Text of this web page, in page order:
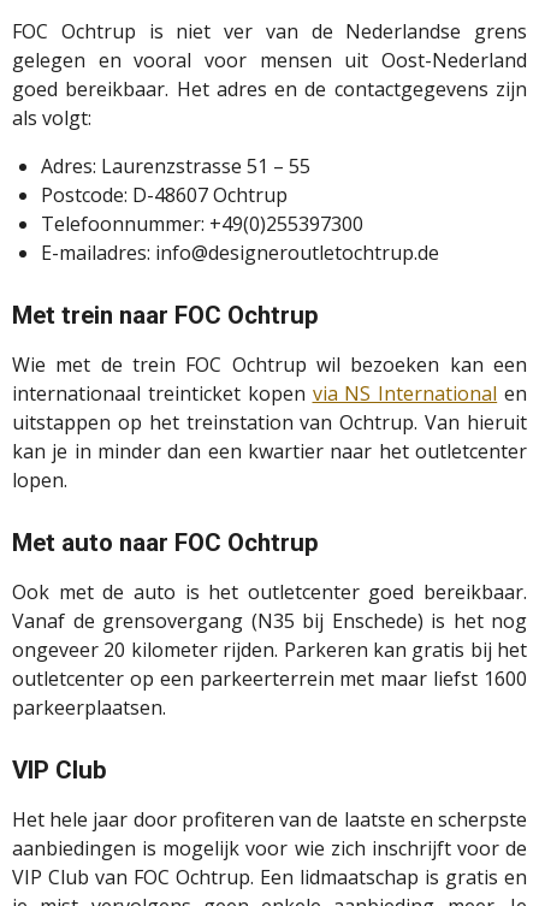
FOC Ochtrup is niet ver van de Nederlandse grens
gelegen en vooral voor mensen uit Oost-Nederland
goed bereikbaar. Het adres en de contactgegevens zijn
als volgt:
Adres: Laurenzstrasse 51 – 55
Postcode: D-48607 Ochtrup
Telefoonnummer: +49(0)255397300
E-mailadres: info@designeroutletochtrup.de
Met trein naar FOC Ochtrup
Wie met de trein FOC Ochtrup wil bezoeken kan een
internationaal treinticket kopen via NS International en
uitstappen op het treinstation van Ochtrup. Van hieruit
kan je in minder dan een kwartier naar het outletcenter
lopen.
Met auto naar FOC Ochtrup
Ook met de auto is het outletcenter goed bereikbaar.
Vanaf de grensovergang (N35 bij Enschede) is het nog
ongeveer 20 kilometer rijden. Parkeren kan gratis bij het
outletcenter op een parkeerterrein met maar liefst 1600
parkeerplaatsen.
VIP Club
Het hele jaar door profiteren van de laatste en scherpste
aanbiedingen is mogelijk voor wie zich inschrijft voor de
VIP Club van FOC Ochtrup. Een lidmaatschap is gratis en